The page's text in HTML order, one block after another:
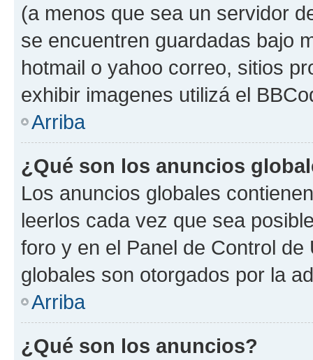
(a menos que sea un servidor
se encuentren guardadas bajo
hotmail o yahoo correo, sitios
exhibir imagenes utilizá el
Arriba
¿Qué son los anuncios
Los anuncios globales
leerlos cada vez que sea
foro y en el Panel de Control
globales son otorgados por la
Arriba
¿Qué son los anuncios?